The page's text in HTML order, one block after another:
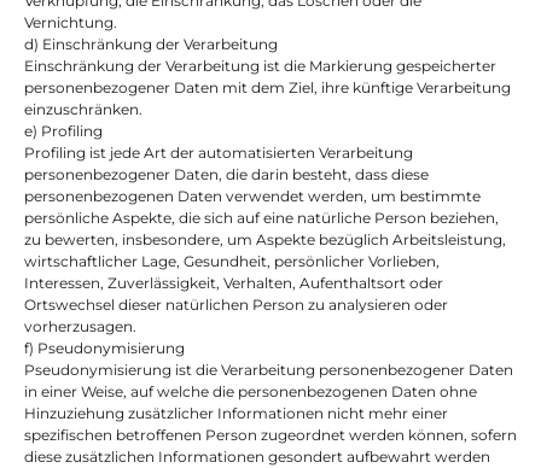
Vernichtung.
d) Einschränkung der Verarbeitung
Einschränkung der Verarbeitung ist die Markierung gespeicherter
personenbezogener Daten mit dem Ziel, ihre künftige Verarbeitung
einzuschränken.
e) Profiling
Profiling ist jede Art der automatisierten Verarbeitung
personenbezogener Daten, die darin besteht, dass diese
personenbezogenen Daten verwendet werden, um bestimmte
persönliche Aspekte, die sich auf eine natürliche Person beziehen,
zu bewerten, insbesondere, um Aspekte bezüglich Arbeitsleistung,
wirtschaftlicher Lage, Gesundheit, persönlicher Vorlieben,
Interessen, Zuverlässigkeit, Verhalten, Aufenthaltsort oder
Ortswechsel dieser natürlichen Person zu analysieren oder
vorherzusagen.
f) Pseudonymisierung
Pseudonymisierung ist die Verarbeitung personenbezogener Daten
in einer Weise, auf welche die personenbezogenen Daten ohne
Hinzuziehung zusätzlicher Informationen nicht mehr einer
spezifischen betroffenen Person zugeordnet werden können, sofern
diese zusätzlichen Informationen gesondert aufbewahrt werden